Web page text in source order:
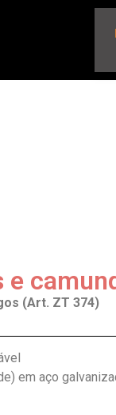
e
(Art. ZT 374)
em aço